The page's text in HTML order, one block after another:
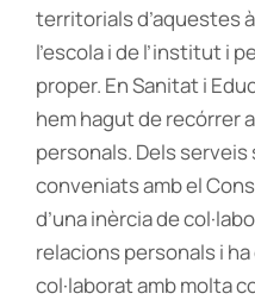
territorials d’aquestes
l’escola i de l’institut i
proper. En Sanitat i
hem hagut de recórrer
personals. Dels
conveniats amb el
d’una inèrcia de
relacions personals i
col·laborat amb molta